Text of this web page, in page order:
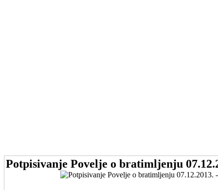
Potpisivanje Povelje o bratimljenju